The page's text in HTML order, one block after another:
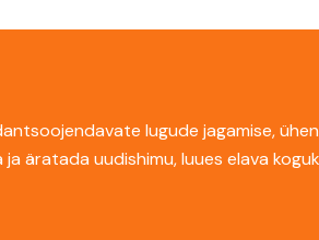
lugude jagamise,
äratada uudishimu, luues elava